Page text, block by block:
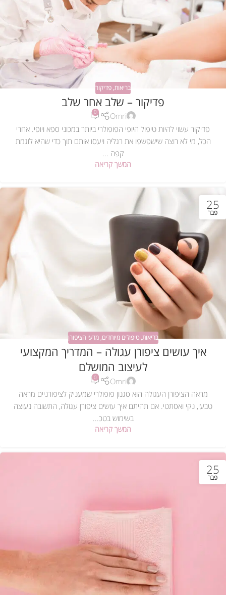
בריאות, פדיקור
פדיקור – שלב אחר שלב
Omri
0
פדיקור עשוי להיות טיפול היופי הפופולרי ביותר במכוני ספא ויופי. אחרי
הכל, מי לא רוצה שישפשפו את רגליה ויעסו אותם תוך כדי שהיא לוגמת
קפה ...
המשך קריאה
25
פבר
בריאות,טיפולים מיוחדים,מדעי הציפורן
איך עושים ציפורן עגולה – המדריך המקצועי
לעיצוב המושלם
Omri
0
מראה הציפורן העגולה הוא סגנון פופולרי שמעניק לציפורניים מראה
טבעי, נקי ואסתטי. אם תהיתם איך עושים ציפורן עגולה, התשובה נעוצה
בשימוש בטכ...
המשך קריאה
25
פבר